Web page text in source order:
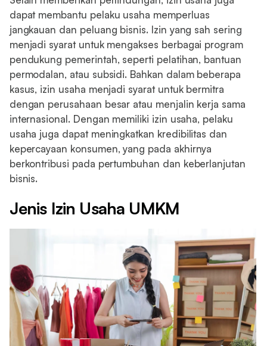
dapat membantu pelaku usaha memperluas
jangkauan dan peluang bisnis. Izin yang sah sering
menjadi syarat untuk mengakses berbagai program
pendukung pemerintah, seperti pelatihan, bantuan
permodalan, atau subsidi. Bahkan dalam beberapa
kasus, izin usaha menjadi syarat untuk bermitra
dengan perusahaan besar atau menjalin kerja sama
internasional. Dengan memiliki izin usaha, pelaku
usaha juga dapat meningkatkan kredibilitas dan
kepercayaan konsumen, yang pada akhirnya
berkontribusi pada pertumbuhan dan keberlanjutan
bisnis.
Jenis Izin Usaha UMKM